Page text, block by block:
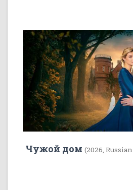
Чужой дом (2026,